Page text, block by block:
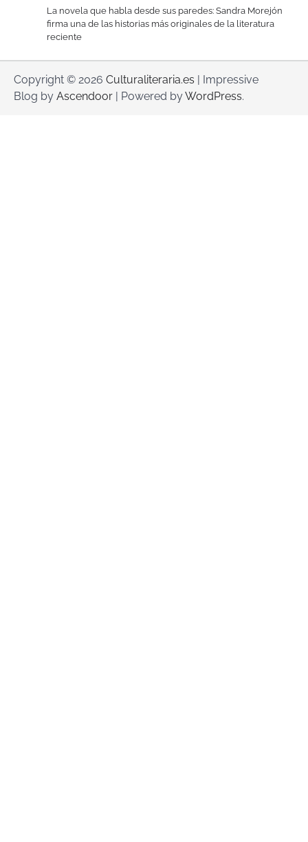
La novela que habla desde sus paredes: Sandra Morejón
firma una de las historias más originales de la literatura
reciente
Copyright © 2026 Culturaliteraria.es | Impressive
Blog by Ascendoor | Powered byWordPress.